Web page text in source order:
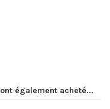
également acheté...